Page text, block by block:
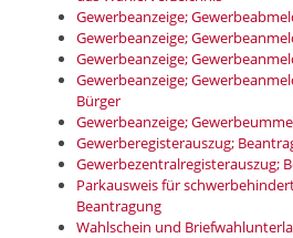
Gewerbeanzeige;
Gewerbeanzeige;
Gewerbeanzeige;
Gewerbeanzeige;
Bürger
Gewerbeanzeige;
Gewerberegisterauszug;
Gewerbezentralregisterauszug;
Parkausweis für
Beantragung
Wahlschein und